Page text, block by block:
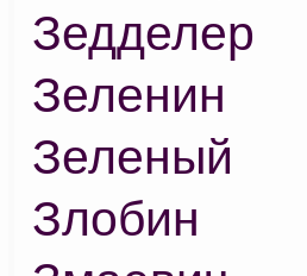
Зедделер
Зеленин
Зеленый
Злобин